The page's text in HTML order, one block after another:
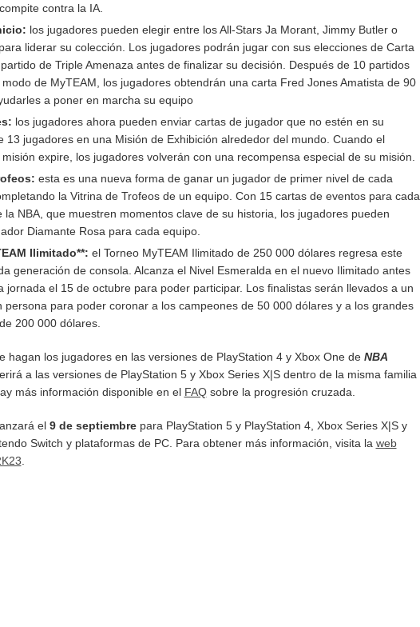
contra la IA.
los jugadores pueden elegir entre los All-Stars Ja Morant, Jimmy Butler o
liderar su colección. Los jugadores podrán jugar con sus elecciones de Carta
de Triple Amenaza antes de finalizar su decisión. Después de 10 partidos
de MyTEAM, los jugadores obtendrán una carta Fred Jones Amatista de 90
a poner en marcha su equipo
los jugadores ahora pueden enviar cartas de jugador que no estén en su
13 jugadores en una Misión de Exhibición alrededor del mundo. Cuando el
expire, los jugadores volverán con una recompensa especial de su misión.
esta es una nueva forma de ganar un jugador de primer nivel de cada
la Vitrina de Trofeos de un equipo. Con 15 cartas de eventos para cada
la NBA, que muestren momentos clave de su historia, los jugadores pueden
Diamante Rosa para cada equipo.
Ilimitado**: el Torneo MyTEAM Ilimitado de 250 000 dólares regresa este
generación de consola. Alcanza el Nivel Esmeralda en el nuevo Ilimitado antes
jornada el 15 de octubre para poder participar. Los finalistas serán llevados a un
persona para poder coronar a los campeones de 50 000 dólares y a los grandes
200 000 dólares.
hagan los jugadores en las versiones de PlayStation 4 y Xbox One de NBA
a las versiones de PlayStation 5 y Xbox Series X|S dentro de la misma familia
más información disponible en el FAQsobre la progresión cruzada.
el 9 de septiembre para PlayStation 5 y PlayStation 4, Xbox Series X|S y
Switch y plataformas de PC. Para obtener más información, visita la web